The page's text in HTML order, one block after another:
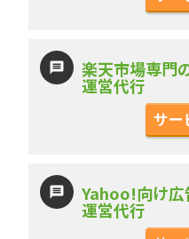
楽天市場専門
運営代行
サー
Yahoo!向け広
運営代行